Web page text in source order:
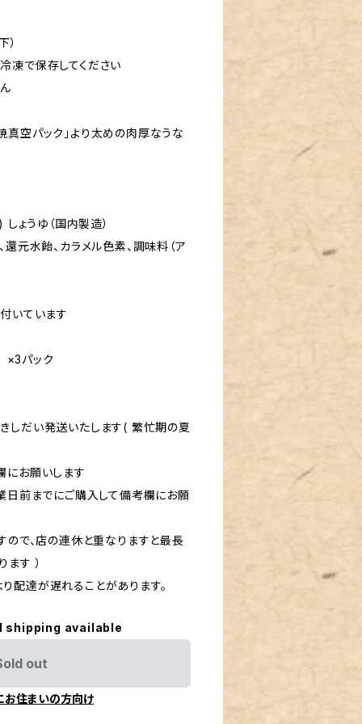
で保存してください
真空パック」より太めの肉厚なうな
ょうゆ（国内製造）
還元水飴、カラメル色素、調味料（ア
いています
パック
しだい発送いたします( 繁忙期の夏
にお願いします
日前までにご購入して備考欄にお願
ので、店の連休と重なりますと最長
す ）
達が遅れることがあります。
shipping available
out
お住まいの方向け